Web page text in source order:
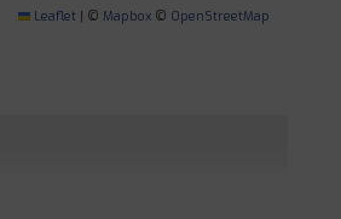
Leaflet | © Mapbox © OpenStreetMap